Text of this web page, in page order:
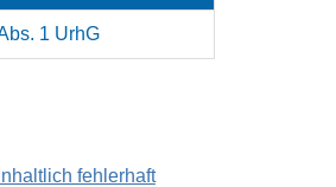
1 UrhG
ist inhaltlich fehlerhaft